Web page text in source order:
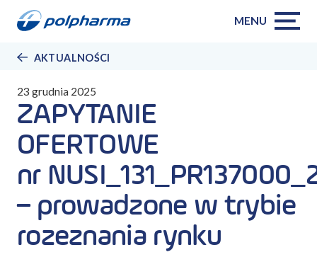
MENU
AKTUALNOŚCI
23 grudnia 2025
ZAPYTANIE
OFERTOWE
nr
– prowadzone w trybie
rozeznania rynku